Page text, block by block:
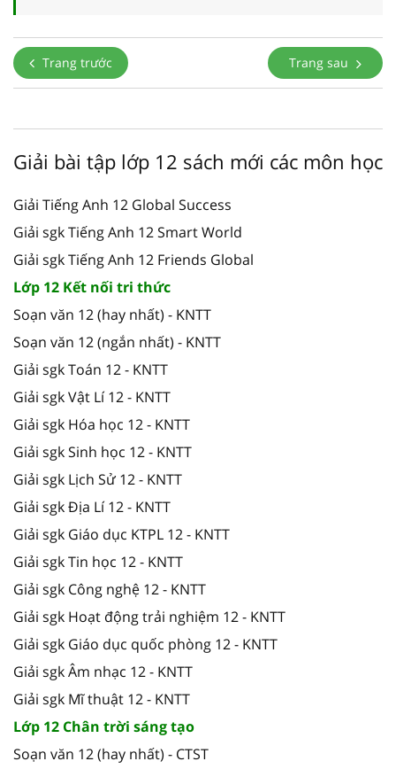
Trang trước Trang sau
Giải bài tập lớp 12 sách mới các môn học
Giải Tiếng Anh 12 Global Success
Giải sgk Tiếng Anh 12 Smart World
Giải sgk Tiếng Anh 12 Friends Global
Lớp 12 Kết nối tri thức
Soạn văn 12 (hay nhất) - KNTT
Soạn văn 12 (ngắn nhất) - KNTT
Giải sgk Toán 12 - KNTT
Giải sgk Vật Lí 12 - KNTT
Giải sgk Hóa học 12 - KNTT
Giải sgk Sinh học 12 - KNTT
Giải sgk Lịch Sử 12 - KNTT
Giải sgk Địa Lí 12 - KNTT
Giải sgk Giáo dục KTPL 12 - KNTT
Giải sgk Tin học 12 - KNTT
Giải sgk Công nghệ 12 - KNTT
Giải sgk Hoạt động trải nghiệm 12 - KNTT
Giải sgk Giáo dục quốc phòng 12 - KNTT
Giải sgk Âm nhạc 12 - KNTT
Giải sgk Mĩ thuật 12 - KNTT
Lớp 12 Chân trời sáng tạo
Soạn văn 12 (hay nhất) - CTST